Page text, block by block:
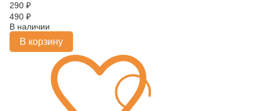
290 ₽
490 ₽
В наличии
В корзину